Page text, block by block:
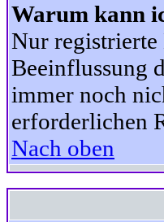
Warum kann
Nur registrierte
Beeinflussung
immer noch
erforderlichen
Nach oben